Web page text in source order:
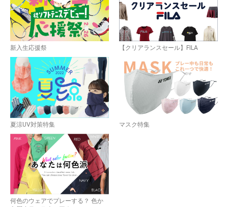
お買い物を続ける カートへ進む
新入生応援祭 【クリアランスセール】FILA
夏涼UV対策特集 マスク特集
何色のウェアでプレーする？ 色か